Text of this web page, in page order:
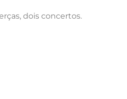
dois concertos.